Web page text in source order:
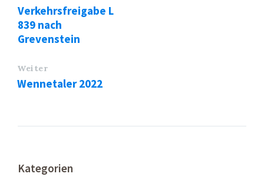
Verkehrsfreigabe L
839 nach
Grevenstein
Weiter
Wennetaler 2022
Kategorien